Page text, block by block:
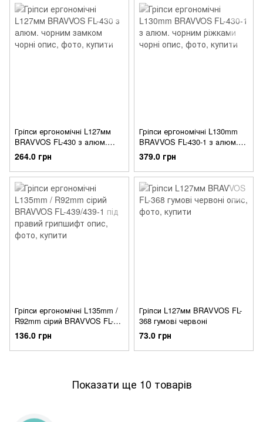
Гріпси ергономічні L127мм
BRAVVOS FL-430 з алюм.
чорним замком чорні
264.0 грн
Гріпси ергономічні L130mm
BRAVVOS FL-430-1 з алюм.
чорним ріжками чорні
379.0 грн
Гріпси ергономічні L135mm /
R92mm сірий BRAVVOS FL-
439/439-1 під правий
грипшифт
136.0 грн
Гріпси L127мм BRAVVOS FL-
368 гумові червоні
73.0 грн
Показати ще 10 товарів